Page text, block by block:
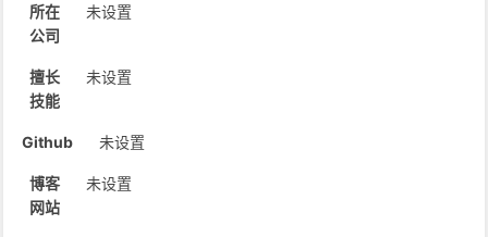
所在
公司
未设置
擅长
技能
未设置
Github 未设置
博客
网站
未设置